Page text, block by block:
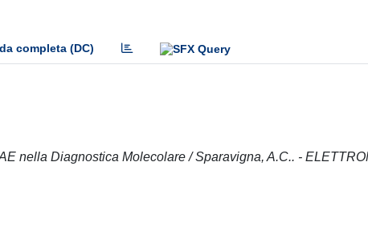
completa (DC)
nella Diagnostica Molecolare / Sparavigna, A.C.. -